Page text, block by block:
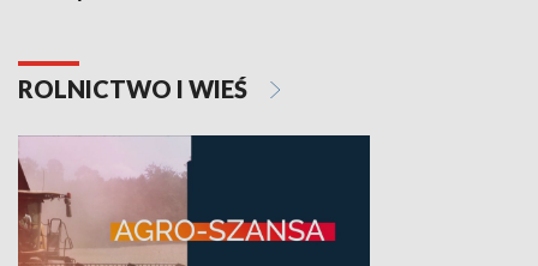
ROLNICTWO I WIEŚ